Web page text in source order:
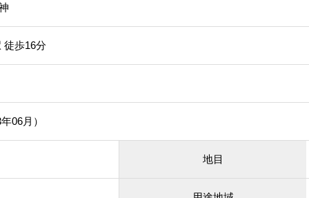
徒歩16分
06月）
地目